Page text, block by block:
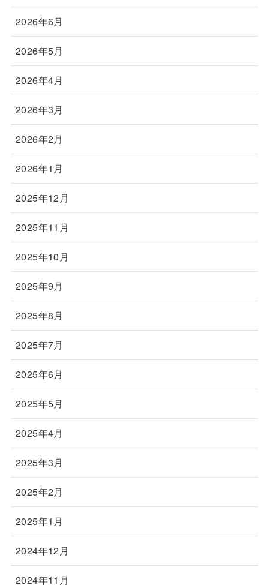
2026年6月
2026年5月
2026年4月
2026年3月
2026年2月
2026年1月
2025年12月
2025年11月
2025年10月
2025年9月
2025年8月
2025年7月
2025年6月
2025年5月
2025年4月
2025年3月
2025年2月
2025年1月
2024年12月
2024年11月